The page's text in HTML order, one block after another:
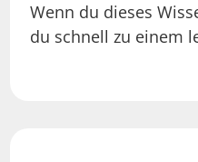
Wenn du dieses
du schnell zu einem